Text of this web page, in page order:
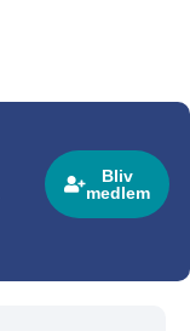
Bliv
medlem